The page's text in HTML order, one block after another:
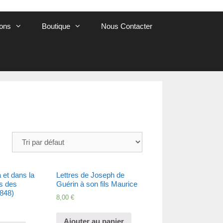
Boutique Nous Contacter
et dans la
des
Lettres de Joseph de
Guérin à son fils Maurice
8,00 €
Ajouter au panier